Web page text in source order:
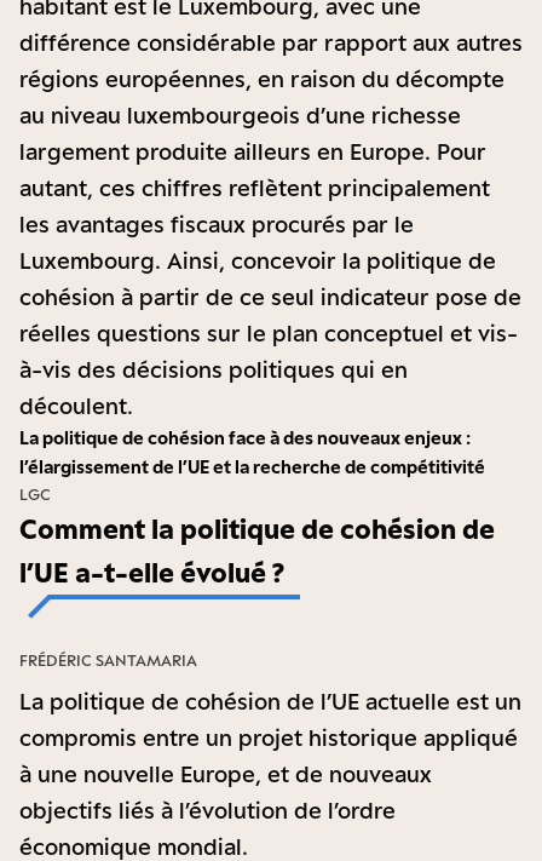
habitant est le Luxembourg, avec une
différence considérable par rapport aux autres
régions européennes, en raison du décompte
au niveau luxembourgeois d’une richesse
largement produite ailleurs en Europe. Pour
autant, ces chiffres reflètent principalement
les avantages fiscaux procurés par le
Luxembourg. Ainsi, concevoir la politique de
cohésion à partir de ce seul indicateur pose de
réelles questions sur le plan conceptuel et vis-
à-vis des décisions politiques qui en
découlent.
La politique de cohésion face à des nouveaux enjeux :
l’élargissement de l’UE et la recherche de compétitivité
Comment la politique de cohésion de
l’UE a-t-elle évolué ?
LGC
La politique de cohésion de l’UE actuelle est un
compromis entre un projet historique appliqué
à une nouvelle Europe, et de nouveaux
objectifs liés à l’évolution de l’ordre
économique mondial.
FRÉDÉRIC SANTAMARIA